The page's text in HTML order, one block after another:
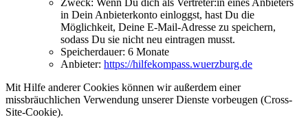
in Dein Anbieterkonto einloggst, hast Du die
Möglichkeit, Deine E-Mail-Adresse zu speichern,
sodass Du sie nicht neu eintragen musst.
Speicherdauer: 6 Monate
Anbieter: https://hilfekompass.wuerzburg.de
Mit Hilfe anderer Cookies können wir außerdem einer
missbräuchlichen Verwendung unserer Dienste vorbeugen (Cross-
Site-Cookie).